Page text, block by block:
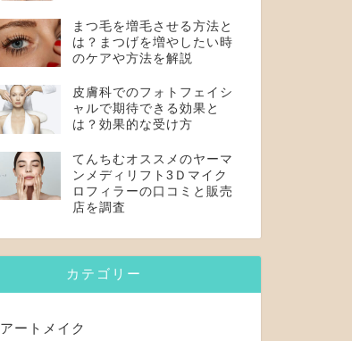
まつ毛を増毛させる方法と
は？まつげを増やしたい時
のケアや方法を解説
皮膚科でのフォトフェイシ
ャルで期待できる効果と
は？効果的な受け方
てんちむオススメのヤーマ
ンメディリフト3Ｄマイク
ロフィラーの口コミと販売
店を調査
カテゴリー
アートメイク